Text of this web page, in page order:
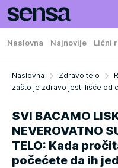
Naslovna Najnovije Lični
Naslovna Zdravo telo
zašto je zdravo jesti lišće od
SVI BACAMO
NEVEROVATNO
TELO: Kada
počećete da ih